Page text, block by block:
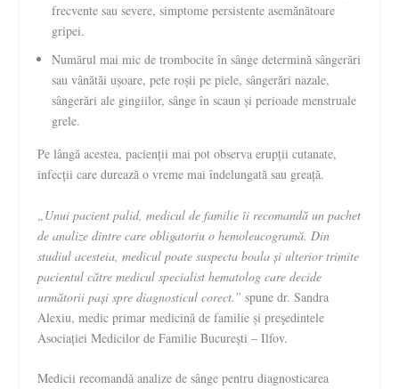
frecvente sau severe, simptome persistente asemănătoare
gripei.
Numărul mai mic de trombocite în sânge determină sângerări
sau vânătăi ușoare, pete roșii pe piele, sângerări nazale,
sângerări ale gingiilor, sânge în scaun și perioade menstruale
grele.
Pe lângă acestea, pacienții mai pot observa erupții cutanate,
infecții care durează o vreme mai îndelungată sau greață.
„Unui pacient palid, medicul de familie îi recomandă un pachet
de analize dintre care obligatoriu o hemoleucogramă. Din
studiul acesteia, medicul poate suspecta boala și ulterior trimite
pacientul către medicul specialist hematolog care decide
următorii pași spre diagnosticul corect.” spune dr. Sandra
Alexiu, medic primar medicină de familie și preşedintele
Asociației Medicilor de Familie București – Ilfov.
Medicii recomandă analize de sânge pentru diagnosticarea